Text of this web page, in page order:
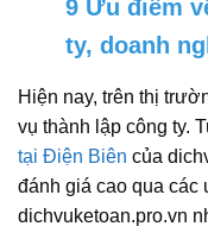
9 Ưu điểm
ty, doanh
Hiện nay, trên thị
vụ thành lập công ty.
tại Điện Biên của
đánh giá cao qua các
dichvuketoan.pro.vn